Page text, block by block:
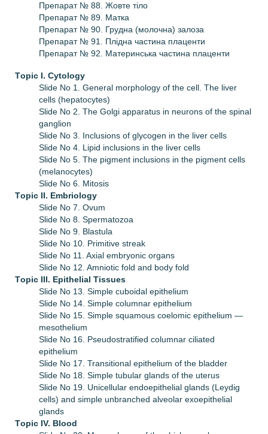
Препарат № 88. Жовте тіло
Препарат № 89. Матка
Препарат № 90. Грудна (молочна) залоза
Препарат № 91. Плідна частина плаценти
Препарат № 92. Материнська частина плаценти
Тopic I. Cytology
Slide No 1. General morphology of the cell. The liver
cells (hepatocytes)
Slide No 2. The Golgi apparatus in neurons of the spinal
ganglion
Slide No 3. Inclusions of glycogen in the liver cells
Slide No 4. Lipid inclusions in the liver cells
Slide No 5. The pigment inclusions in the pigment cells
(melanocytes)
Slide No 6. Mitosis
Тopic II. Embriology
Slide No 7. Ovum
Slide No 8. Spermatozoa
Slide No 9. Blastula
Slide No 10. Primitive streak
Slide No 11. Axial embryonic organs
Slide No 12. Amniotic fold and body fold
Тopic III. Epithelial Tissues
Slide No 13. Simple cuboidal epithelium
Slide No 14. Simple columnar epithelium
Slide No 15. Simple squamous coelomic epithelium —
mesothelium
Slide No 16. Pseudostratified columnar ciliated
epithelium
Slide No 17. Transitional epithelium of the bladder
Slide No 18. Simple tubular glands of the uterus
Slide No 19. Unicellular endoepithelial glands (Leydig
cells) and simple unbranched alveolar exoepithelial
glands
Тopic IV. Blood